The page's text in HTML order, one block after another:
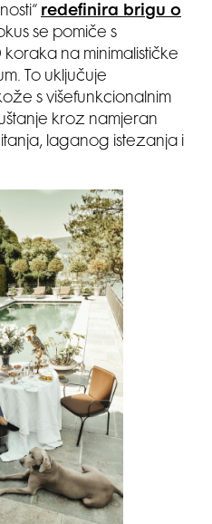
redefinira brigu o
se pomiče s
koraka na minimalističke
To uključuje
s višefunkcionalnim
kroz namjeran
laganog istezanja i